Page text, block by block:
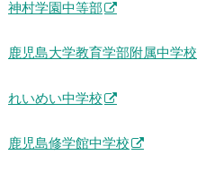
神村学園中等部
鹿児島大学教育学部附属中学校
れいめい中学校
鹿児島修学館中学校